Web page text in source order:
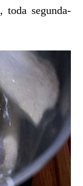
, toda segunda-